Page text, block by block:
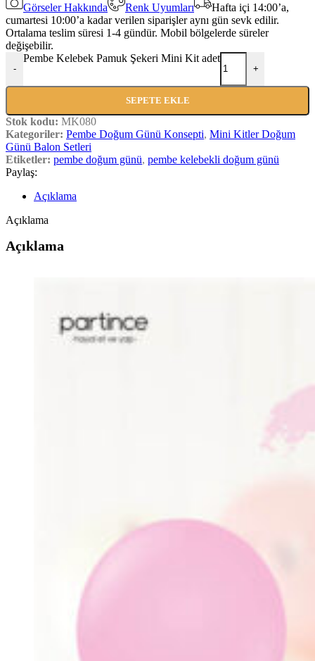
Görseler Hakkında Renk Uyumları
Hafta içi 14:00’a,
cumartesi 10:00’a kadar verilen siparişler aynı gün sevk edilir.
Ortalama teslim süresi 1-4 gündür. Mobil bölgelerde süreler
değişebilir.
-
Pembe Kelebek Pamuk Şekeri Mini Kit adet
+
SEPETE EKLE
Stok kodu: MK080
Kategoriler: Pembe Doğum Günü Konsepti, Mini Kitler Doğum
Günü Balon Setleri
Etiketler: pembe doğum günü, pembe kelebekli doğum günü
Paylaş:
Açıklama
Açıklama
Açıklama